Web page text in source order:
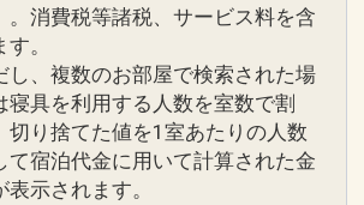
ック/タップで拡大しま
。消費税等諸税、サービス料を含
。
し、複数のお部屋で検索された場
寝具を利用する人数を室数で割
切り捨てた値を1室あたりの人数
て宿泊代金に用いて計算された金
表示されます。